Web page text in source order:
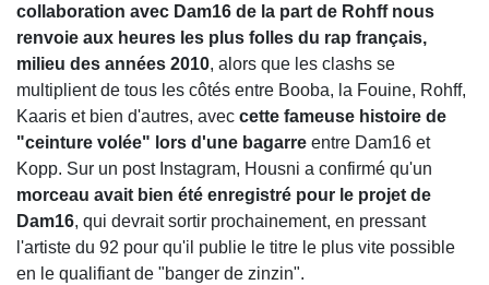
collaboration avec Dam16 de la part de Rohff nous
renvoie aux heures les plus folles du rap français,
milieu des années 2010, alors que les clashs se
multiplient de tous les côtés entre Booba, la Fouine, Rohff,
Kaaris et bien d'autres, avec cette fameuse histoire de
"ceinture volée" lors d'une bagarre entre Dam16 et
Kopp. Sur un post Instagram, Housni a confirmé qu'un
morceau avait bien été enregistré pour le projet de
Dam16, qui devrait sortir prochainement, en pressant
l'artiste du 92 pour qu'il publie le titre le plus vite possible
en le qualifiant de "banger de zinzin".